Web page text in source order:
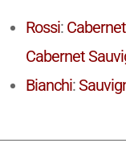
Rossi:
Cabernet
Bianchi: